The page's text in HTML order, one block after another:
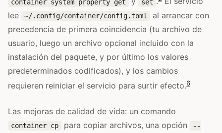
container system property get set
lee
~/.config/container/config.toml
al arrancar con
precedencia de primera coincidencia (tu archivo de
usuario, luego un archivo opcional incluido con la
instalación del paquete, y por último los valores
predeterminados codificados), y los cambios
requieren reiniciar el servicio para surtir efecto.6
Las mejoras de calidad de vida: un comando
container cp para copiar archivos, una opción
--